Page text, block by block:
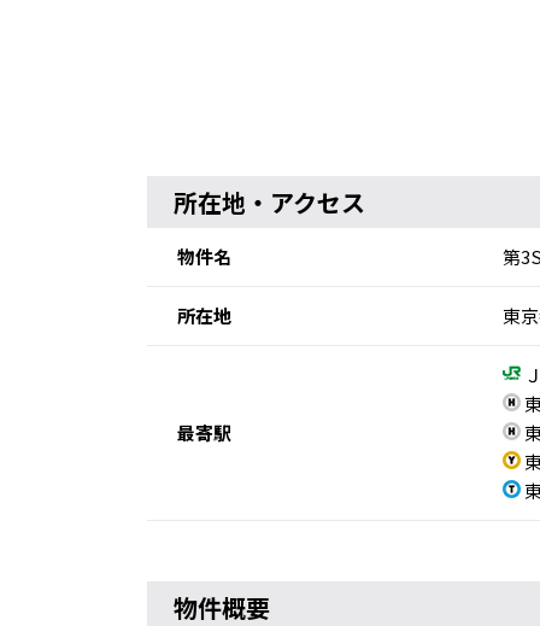
所在地・アクセス
物件名 第
所在地 東
最寄駅
物件概要